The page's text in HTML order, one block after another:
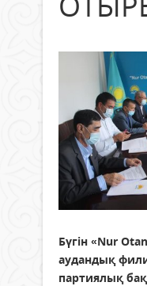
Бүгін «Nur
аудандық
партиялық